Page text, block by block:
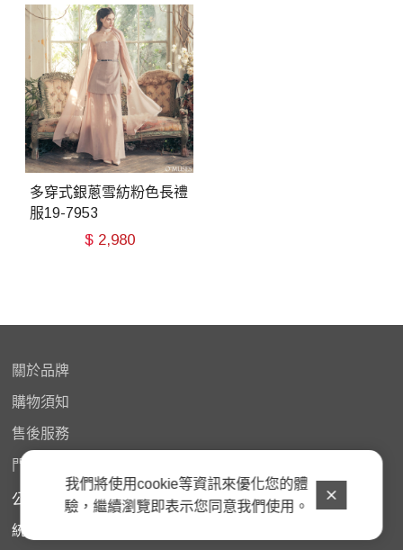
多穿式銀蔥雪紡粉色長禮
服19-7953
$ 2,980
關於品牌
購物須知
售後服務
門市據點
公司名稱：歐繆思股份有限公司
統一編號：45882963
我們將使用cookie等資訊來優化您的體
驗，繼續瀏覽即表示您同意我們使用。